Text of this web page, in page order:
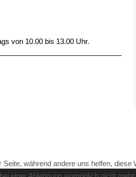
von 10.00 bis 13.00 Uhr.
während andere uns helfen,